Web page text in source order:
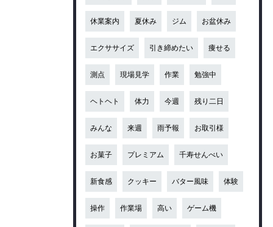
休業案内 夏休み ジム お盆休み
エクササイズ 引き締めたい 痩せる
測点 現場見学 作業 勉強中
ヘトヘト 体力 今週 残り二日
みんな 来週 雨予報 お取引様
お菓子 プレミアム 千寿せんべい
新食感 クッキー バター風味 体験
操作 作業場 高い ゲーム機